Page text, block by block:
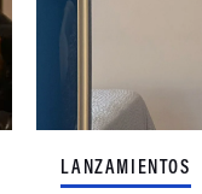
LANZAMIENTOS